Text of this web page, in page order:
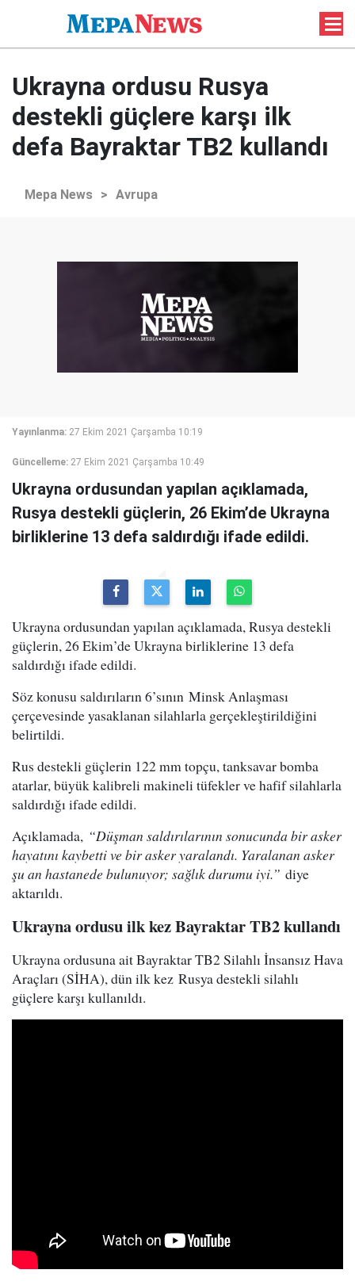
Ukrayna ordusu Rusya
destekli güçlere karşı ilk
defa Bayraktar TB2 kullandı
Mepa News > Avrupa
Yayınlanma: 27 Ekim 2021 Çarşamba 10:19
Güncelleme: 27 Ekim 2021 Çarşamba 10:49
Ukrayna ordusundan yapılan açıklamada,
Rusya destekli güçlerin, 26 Ekim’de Ukrayna
birliklerine 13 defa saldırdığı ifade edildi.
Ukrayna ordusundan yapılan açıklamada, Rusya destekli
güçlerin, 26 Ekim’de Ukrayna birliklerine 13 defa
saldırdığı ifade edildi.
Söz konusu saldırıların 6’sının Minsk Anlaşması
çerçevesinde yasaklanan silahlarla gerçekleştirildiğini
belirtildi.
Rus destekli güçlerin 122 mm topçu, tanksavar bomba
atarlar, büyük kalibreli makineli tüfekler ve hafif silahlarla
saldırdığı ifade edildi.
Açıklamada, “Düşman saldırılarının sonucunda bir asker
hayatını kaybetti ve bir asker yaralandı. Yaralanan asker
şu an hastanede bulunuyor; sağlık durumu iyi.” diye
aktarıldı.
Ukrayna ordusu ilk kez Bayraktar TB2 kullandı
Ukrayna ordusuna ait Bayraktar TB2 Silahlı İnsansız Hava
Araçları (SİHA), dün ilk kez Rusya destekli silahlı
güçlere karşı kullanıldı.